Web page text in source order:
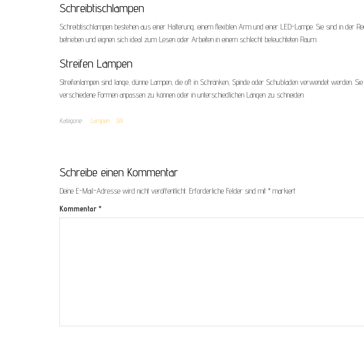
Schreibtischlampen
Schreibtischlampen bestehen aus einer Halterung, einem flexiblen Arm und einer LED-Lampe. Sie sind in der
betrieben und eignen sich ideal zum Lesen oder Arbeiten in einem schlecht beleuchteten Raum.
Streifen Lampen
Streifenlampen sind lange, dünne Lampen, die oft in Schränken, Spinde oder Schubladen verwendet werden.
verschiedene Formen anpassen zu können oder in unterschiedlichen Längen zu schneiden.
Kategorie Lampen Stil
Schreibe einen Kommentar
Deine E-Mail-Adresse wird nicht veröffentlicht. Erforderliche Felder sind mit * markiert
Kommentar *